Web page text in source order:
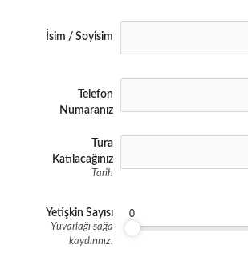
İsim / Soyisim
Telefon
Numaranız
Tura
Katılacağınız
Tarih
Yetişkin Sayısı
Yuvarlağı sağa
kaydırınız.
0